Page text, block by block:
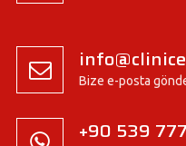
Bize e-posta
+90 539